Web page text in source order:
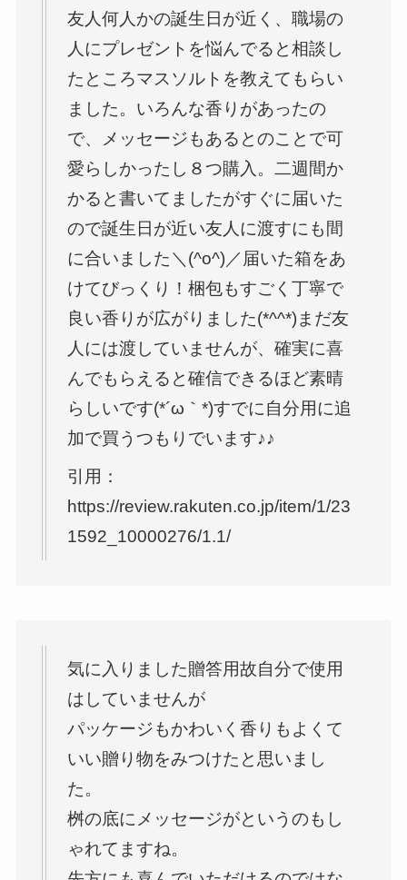
友人何人かの誕生日が近く、職場の
人にプレゼントを悩んでると相談し
たところマスソルトを教えてもらい
ました。いろんな香りがあったの
で、メッセージもあるとのことで可
愛らしかったし８つ購入。二週間か
かると書いてましたがすぐに届いた
ので誕生日が近い友人に渡すにも間
に合いました＼(^o^)／届いた箱をあ
けてびっくり！梱包もすごく丁寧で
良い香りが広がりました(*^^*)まだ友
人には渡していませんが、確実に喜
んでもらえると確信できるほど素晴
らしいです(*´ω｀*)すでに自分用に追
加で買うつもりでいます♪♪
引用：
https://review.rakuten.co.jp/item/1/23
1592_10000276/1.1/
気に入りました贈答用故自分で使用
はしていませんが
パッケージもかわいく香りもよくて
いい贈り物をみつけたと思いまし
た。
桝の底にメッセージがというのもし
ゃれてますね。